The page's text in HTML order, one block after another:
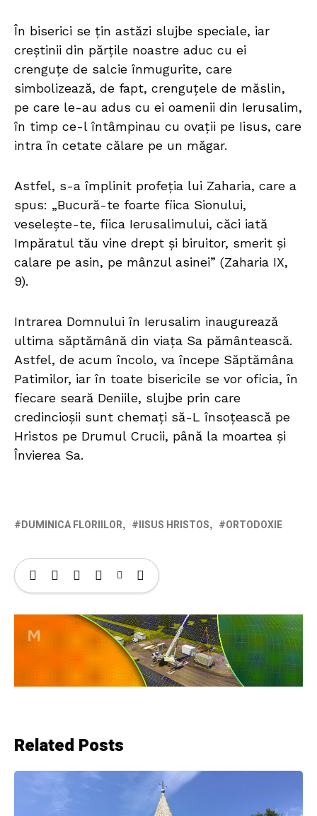
În biserici se țin astăzi slujbe speciale, iar
creștinii din părțile noastre aduc cu ei
crenguțe de salcie înmugurite, care
simbolizează, de fapt, crenguțele de măslin,
pe care le-au adus cu ei oamenii din Ierusalim,
în timp ce-l întâmpinau cu ovații pe Iisus, care
intra în cetate călare pe un măgar.
Astfel, s-a împlinit profeția lui Zaharia, care a
spus: „Bucură-te foarte fiica Sionului,
veselește-te, fiica Ierusalimului, căci iată
Impăratul tău vine drept și biruitor, smerit și
calare pe asin, pe mânzul asinei” (Zaharia IX,
9).
Intrarea Domnului în Ierusalim inaugurează
ultima săptămână din viața Sa pământească.
Astfel, de acum încolo, va începe Săptămâna
Patimilor, iar în toate bisericile se vor oficia, în
fiecare seară Deniile, slujbe prin care
credincioșii sunt chemați să-L însoțească pe
Hristos pe Drumul Crucii, până la moartea și
Învierea Sa.
DUMINICA FLORIILOR IISUS HRISTOS ORTODOXIE
Related Posts